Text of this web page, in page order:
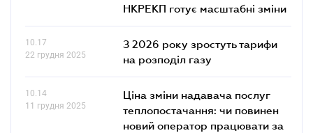
НКРЕКП готує масштабні зміни
10.17
22 грудня 2025
З 2026 року зростуть тарифи
на розподіл газу
10.14
11 грудня 2025
Ціна зміни надавача послуг
теплопостачання: чи повинен
новий оператор працювати за